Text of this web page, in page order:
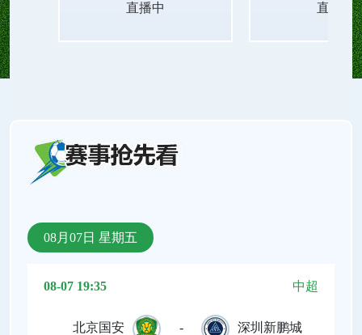
直播中 直播中
08月07日 星期五
08-07 19:35 中超
北京国安 - 深圳新鹏城